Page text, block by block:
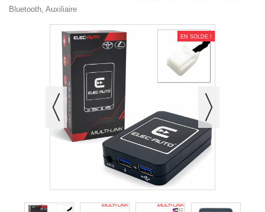
Bluetooth, Auxiliaire
EN SOLDE !